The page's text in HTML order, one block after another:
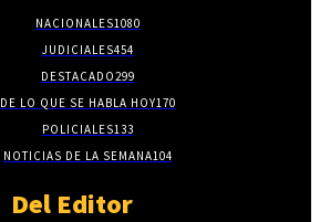
NACIONALES1080
JUDICIALES454
DESTACADO299
DE LO QUE SE HABLA HOY170
POLICIALES133
NOTICIAS DE LA SEMANA104
Del Editor